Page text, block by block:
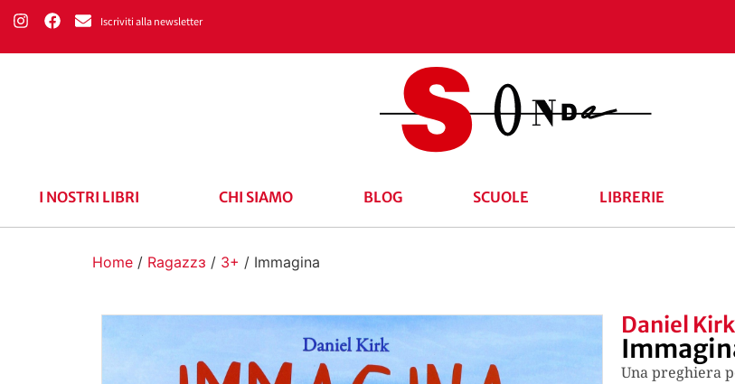
Iscriviti alla newsletter
I NOSTRI LIBRI CHI SIAMO BLOG SCUOLE LIBRERIE
Home / Ragazzɜ / 3+ / Immagina
Daniel Kirk
Una preghiera